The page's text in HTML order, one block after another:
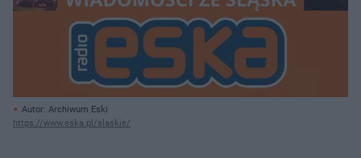
Autor: Archiwum Eski
https://www.eska.pl/slaskie/